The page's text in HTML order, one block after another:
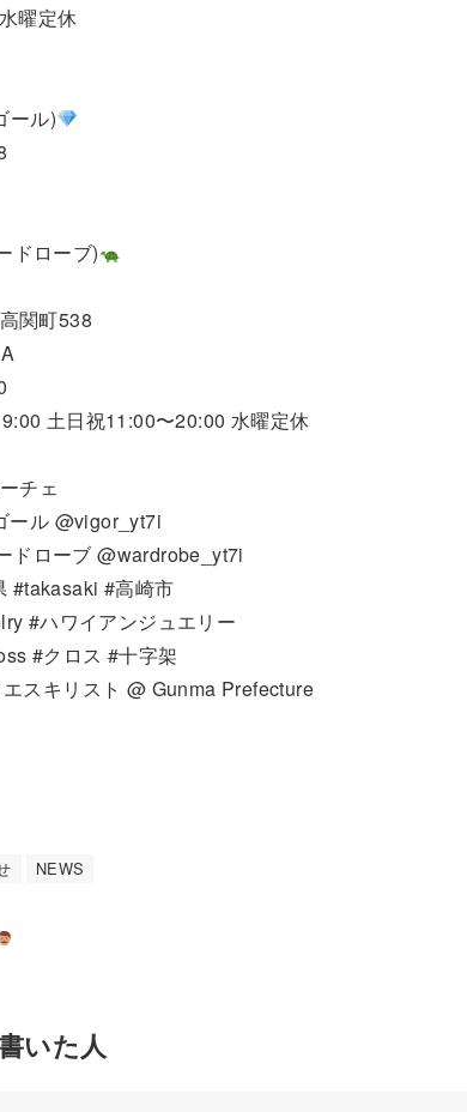
曜定休
ール)
ドローブ)
関町538
土日祝11:00〜20:00 水曜定休
チェ
ール @vigor_yt7i
ドローブ @wardrobe_yt7i
#takasaki #高崎市
#ハワイアンジュエリー
#クロス #十字架
スキリスト @ Gunma Prefecture
NEWS
いた人